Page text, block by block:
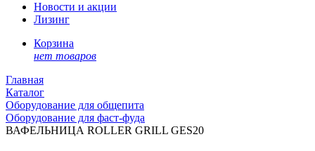
Новости и акции
Лизинг
Корзина
нет товаров
Главная
Каталог
Оборудование для общепита
Оборудование для фаст-фуда
ВАФЕЛЬНИЦА ROLLER GRILL GES20